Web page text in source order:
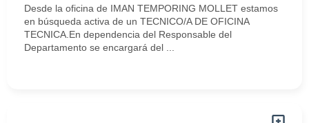
Desde la oficina de IMAN TEMPORING MOLLET estamos
en búsqueda activa de un TECNICO/A DE OFICINA
TECNICA.En dependencia del Responsable del
Departamento se encargará del ...